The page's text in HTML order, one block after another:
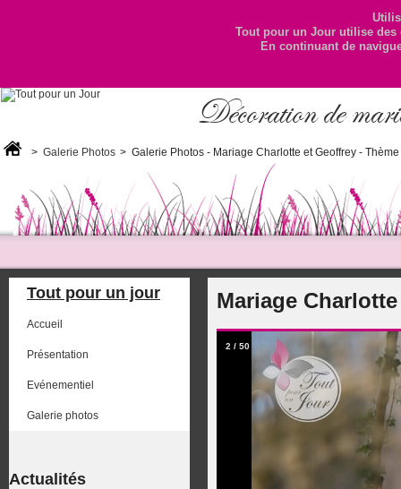
Tout pour un Jour utilise
En continuant de
Décoration de
> Galerie Photos > Galerie Photos - Mariage Charlotte et Geoffrey -
Tout pour un jour
Accueil
Présentation
Evénementiel
Galerie photos
Actualités
Mariage
2 / 50